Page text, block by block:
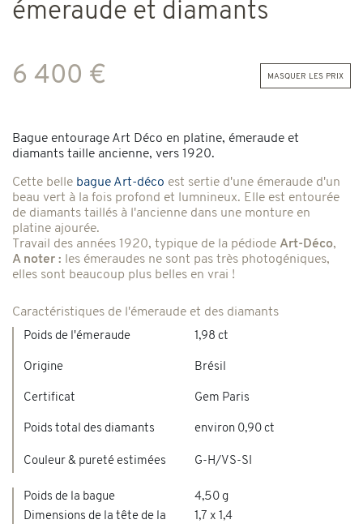
émeraude et diamants
6 400 € masquer les prix
Bague entourage Art Déco en platine, émeraude et
diamants taille ancienne, vers 1920.
Cette belle bague Art-déco est sertie d'une émeraude d'un
beau vert à la fois profond et lumnineux. Elle est entourée
de diamants taillés à l'ancienne dans une monture en
platine ajourée.
Travail des années 1920, typique de la pédiode Art-Déco,
A noter : les émeraudes ne sont pas très photogéniques,
elles sont beaucoup plus belles en vrai !
Caractéristiques de l'émeraude et des diamants
Poids de l'émeraude
Origine
Certificat
Poids total des diamants
1,98 ct
Brésil
Gem Paris
environ 0,90 ct
Couleur & pureté estimées G-H/VS-SI
Poids de la bague
4,50 g
Dimensions de la tête de la
1,7 x 1,4